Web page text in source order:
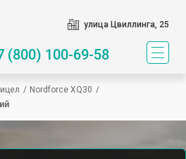
улица Цвиллинга, 25
(800) 100-69-58
/ Nordforce XQ30 /